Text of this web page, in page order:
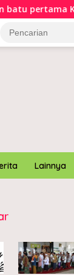
pertama
Lainnya